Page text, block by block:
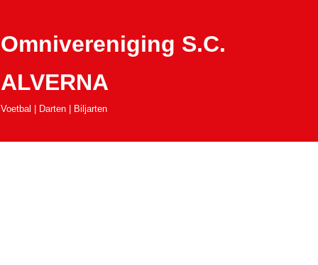
Omnivereniging S.C.
ALVERNA
Voetbal | Darten | Biljarten